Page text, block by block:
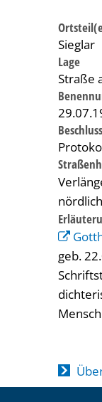
Sieglar
Lage
Straße
Beschluss
geb.